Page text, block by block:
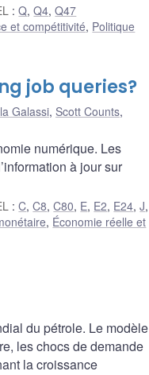
:Q,Q4,Q47
et compétitivité, Politique
job queries?
Galassi, Scott Counts,
numérique. Les
à jour sur
:C,C8,C80, E, E2, E24,J,
, Économie réelle et
du pétrole. Le modèle
les chocs de demande
la croissance